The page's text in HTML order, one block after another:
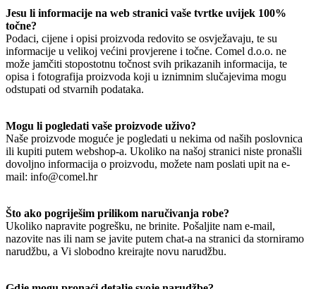
Jesu li informacije na web stranici vaše tvrtke uvijek 100%
točne?
Podaci, cijene i opisi proizvoda redovito se osvježavaju, te su
informacije u velikoj većini provjerene i točne. Comel d.o.o. ne
može jamčiti stopostotnu točnost svih prikazanih informacija, te
opisa i fotografija proizvoda koji u iznimnim slučajevima mogu
odstupati od stvarnih podataka.
Mogu li pogledati vaše proizvode uživo?
Naše proizvode moguće je pogledati u nekima od naših poslovnica
ili kupiti putem webshop-a. Ukoliko na našoj stranici niste pronašli
dovoljno informacija o proizvodu, možete nam poslati upit na e-
mail: info@comel.hr
Što ako pogriješim prilikom naručivanja robe?
Ukoliko napravite pogrešku, ne brinite. Pošaljite nam e-mail,
nazovite nas ili nam se javite putem chat-a na stranici da storniramo
narudžbu, a Vi slobodno kreirajte novu narudžbu.